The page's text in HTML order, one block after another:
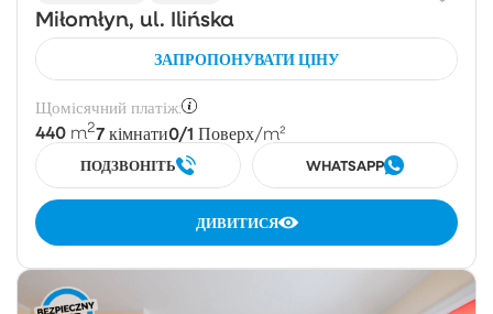
Miłomłyn, ul. Ilińska
ЗАПРОПОНУВАТИ ЦІНУ
Щомісячний платіж:
440 m27 кімнати0/1 Поверх/m²
ПОДЗВОНІТЬ WHATSAPP
ДИВИТИСЯ